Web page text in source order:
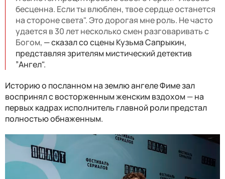
бесценна. Если ты влюблен, твое сердце останется
на стороне света". Это дорогая мне роль. Не часто
удается в 30 лет несколько смен разговаривать с
Богом, — сказал со сцены Кузьма Сапрыкин,
представляя зрителям мистический детектив
”Ангел".
Историю о посланном на землю ангеле Фиме зал
воспринял с восторженным женским вздохом—на
первых кадрах исполнитель главной роли предстал
полностью обнаженным.